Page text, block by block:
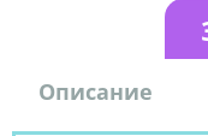
Описание